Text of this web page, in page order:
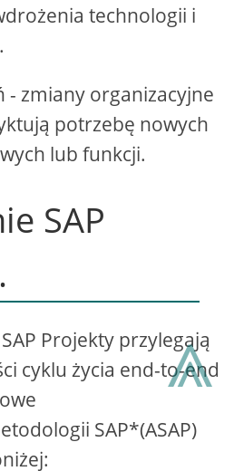
technologii i
- zmiany organizacyjne
potrzebę nowych
lub funkcji.
SAP
Projekty przylegają
cyklu życia end-to-end
SAP*(ASAP)
⩓